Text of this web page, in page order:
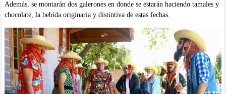
Además, se montarán dos galerones en donde se estarán haciendo tamales y
chocolate, la bebida originaria y distintiva de estas fechas.